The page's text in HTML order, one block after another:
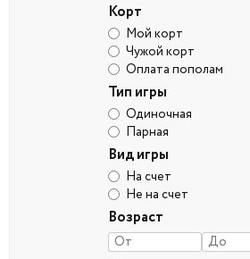
Корт
Мой корт
Чужой корт
Оплата пополам
Тип игры
Одиночная
Парная
Вид игры
На счет
Не на счет
Возраст